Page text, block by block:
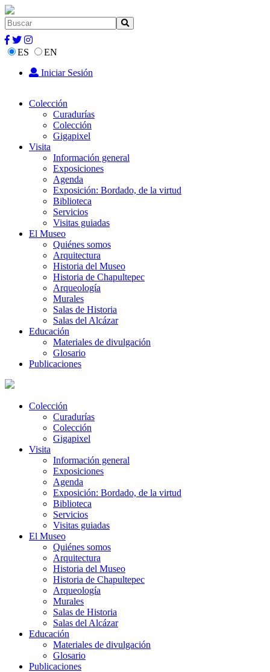
ES
EN
Iniciar Sesión
Colección
Curadurías
Colección
Gigapixel
Visita
Información general
Exposiciones
Agenda
Exposición: Bordado, de la virtud
Biblioteca
Servicios
Visitas guiadas
El Museo
Quiénes somos
Arquitectura
Historia del Museo
Historia de Chapultepec
Arqueología
Murales
Salas de Historia
Salas del Alcázar
Educación
Materiales de divulgación
Glosario
Publicaciones
Colección
Curadurías
Colección
Gigapixel
Visita
Información general
Exposiciones
Agenda
Exposición: Bordado, de la virtud
Biblioteca
Servicios
Visitas guiadas
El Museo
Quiénes somos
Arquitectura
Historia del Museo
Historia de Chapultepec
Arqueología
Murales
Salas de Historia
Salas del Alcázar
Educación
Materiales de divulgación
Glosario
Publicaciones